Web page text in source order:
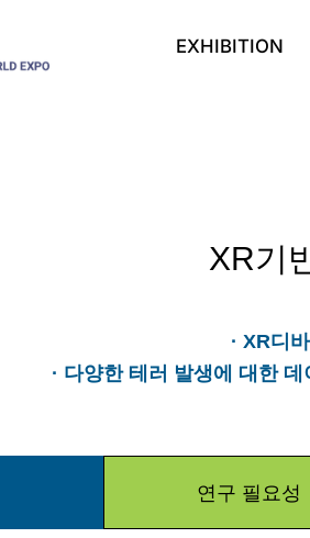
EXHIBITION
XR기
· XR디
· 다양한 테러 발생에 대한
연구 필요성